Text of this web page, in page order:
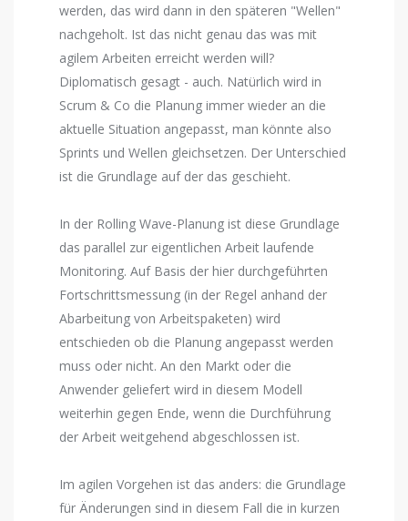
werden, das wird dann in den späteren "Wellen"
nachgeholt. Ist das nicht genau das was mit
agilem Arbeiten erreicht werden will?
Diplomatisch gesagt - auch. Natürlich wird in
Scrum & Co die Planung immer wieder an die
aktuelle Situation angepasst, man könnte also
Sprints und Wellen gleichsetzen. Der Unterschied
ist die Grundlage auf der das geschieht.
In der Rolling Wave-Planung ist diese Grundlage
das parallel zur eigentlichen Arbeit laufende
Monitoring. Auf Basis der hier durchgeführten
Fortschrittsmessung (in der Regel anhand der
Abarbeitung von Arbeitspaketen) wird
entschieden ob die Planung angepasst werden
muss oder nicht. An den Markt oder die
Anwender geliefert wird in diesem Modell
weiterhin gegen Ende, wenn die Durchführung
der Arbeit weitgehend abgeschlossen ist.
Im agilen Vorgehen ist das anders: die Grundlage
für Änderungen sind in diesem Fall die in kurzen